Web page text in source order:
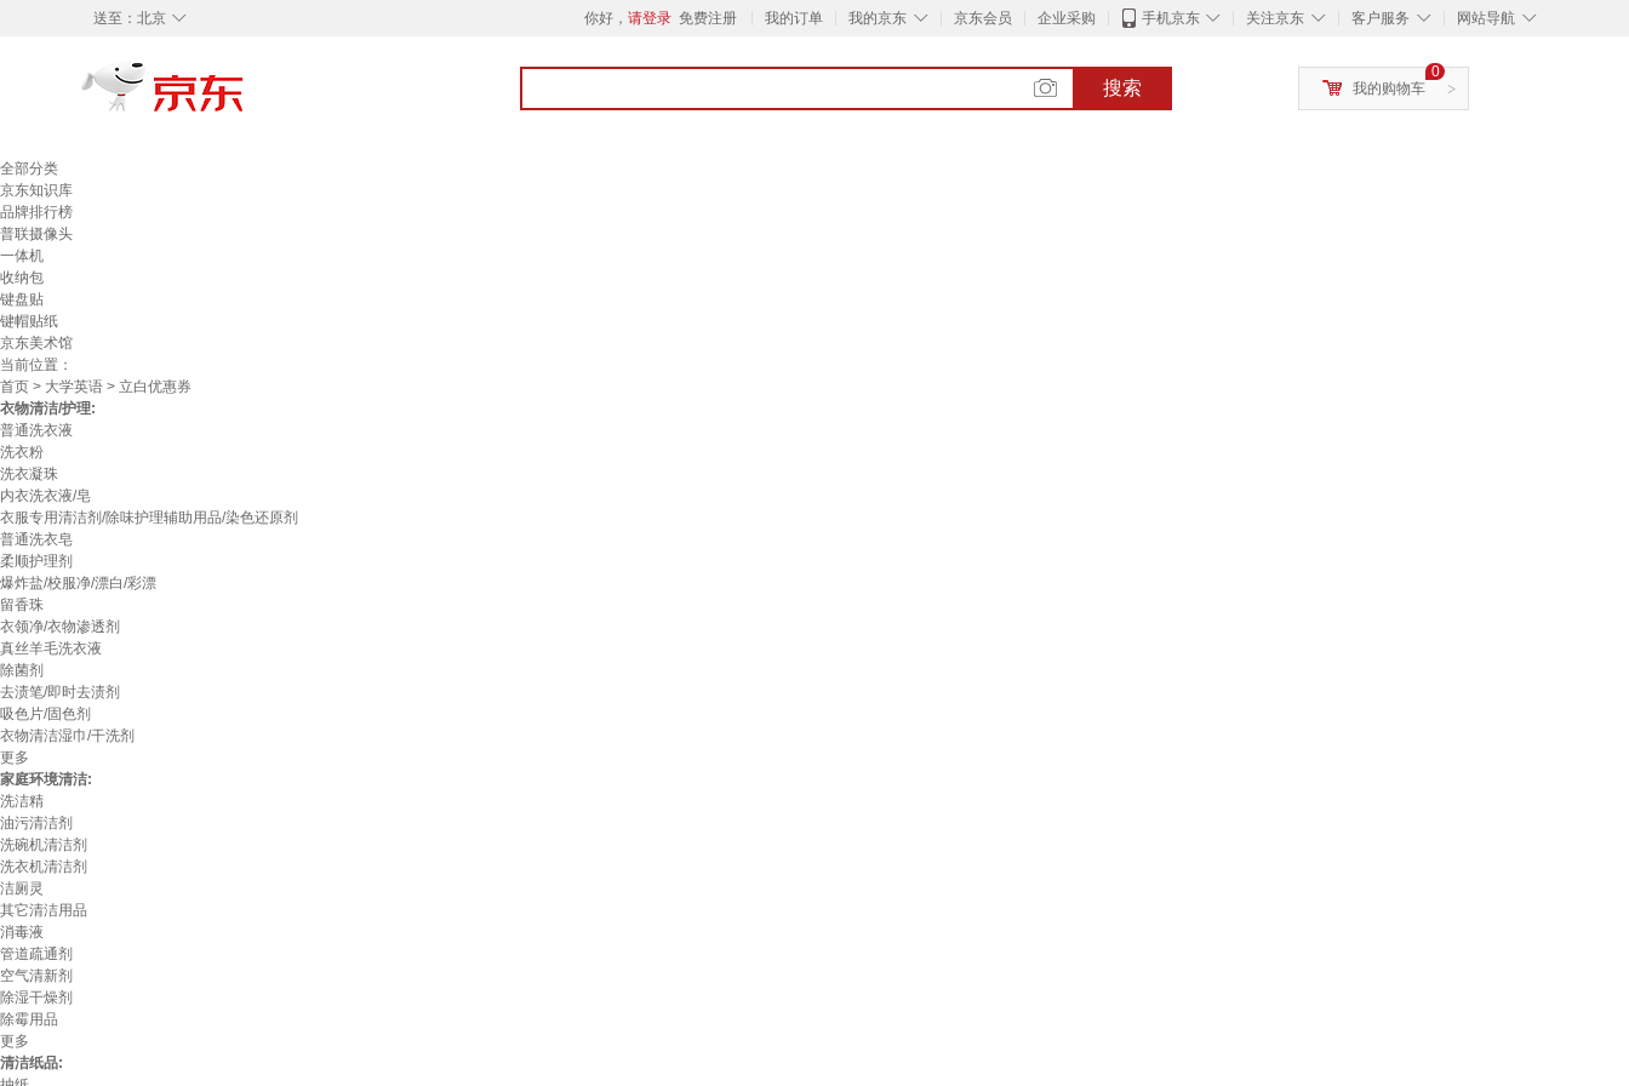
◇
送至： 北京 你好， 请登录 免费注册 我的订单 ◇
我的京东 京东会员 企业采购 ◇
手机京东 ◇
关注京东 ◇
客户服务 ◇
网站导航
搜索 >
0
我的购物车
全部分类
京东知识库
品牌排行榜
普联摄像头
一体机
收纳包
键盘贴
键帽贴纸
京东美术馆
当前位置：
首页 > 大学英语 > 立白优惠券
衣物清洁/护理:
普通洗衣液
洗衣粉
洗衣凝珠
内衣洗衣液/皂
衣服专用清洁剂/除味护理辅助用品/染色还原剂
普通洗衣皂
柔顺护理剂
爆炸盐/校服净/漂白/彩漂
留香珠
衣领净/衣物渗透剂
真丝羊毛洗衣液
除菌剂
去渍笔/即时去渍剂
吸色片/固色剂
衣物清洁湿巾/干洗剂
更多
家庭环境清洁:
洗洁精
油污清洁剂
洗碗机清洁剂
洗衣机清洁剂
洁厕灵
其它清洁用品
消毒液
管道疏通剂
空气清新剂
除湿干燥剂
除霉用品
更多
清洁纸品: